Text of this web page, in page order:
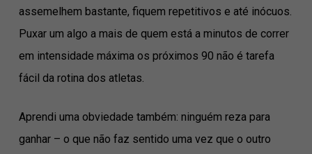
assemelhem bastante, fiquem repetitivos e até inócuos.
Puxar um algo a mais de quem está a minutos de correr
em intensidade máxima os próximos 90 não é tarefa
fácil da rotina dos atletas.
Aprendi uma obviedade também: ninguém reza para
ganhar – o que não faz sentido uma vez que o outro